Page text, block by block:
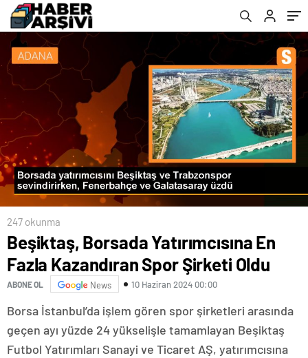
247 okunma
Beşiktaş, Borsada Yatırımcısına En
Fazla Kazandıran Spor Şirketi Oldu
ABONE OL News 10 Haziran 2024 00:00
Borsa İstanbul’da işlem gören spor şirketleri arasında
geçen ayı yüzde 24 yükselişle tamamlayan Beşiktaş
Futbol Yatırımları Sanayi ve Ticaret AŞ, yatırımcısına